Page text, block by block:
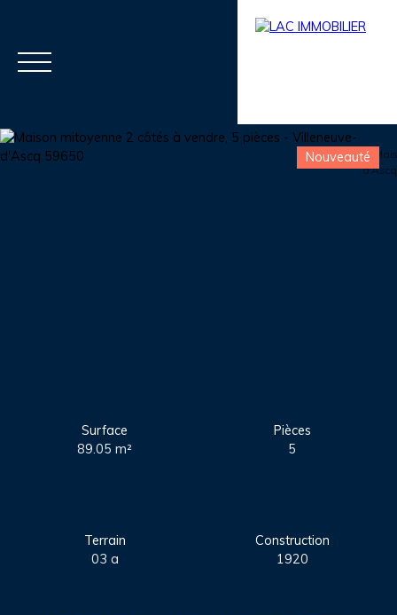
Menu Nouveauté
Surface
89.05m²
Pièces
5
Terrain
03 a
Construction
1920